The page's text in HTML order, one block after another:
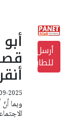
أرسل
للطابعة
13:55:54
وبما